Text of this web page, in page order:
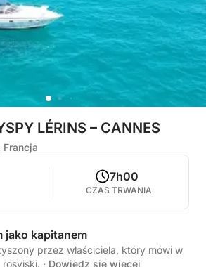
LÉRINS – CANNES
Francja
7h00
CZAS TRWANIA
jako kapitanem
przez właściciela, który mówi w
· Dowiedz się więcej